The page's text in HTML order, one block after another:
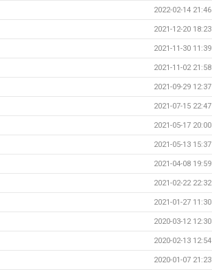
2022-02-14 21:46
2021-12-20 18:23
2021-11-30 11:39
2021-11-02 21:58
2021-09-29 12:37
2021-07-15 22:47
2021-05-17 20:00
2021-05-13 15:37
2021-04-08 19:59
2021-02-22 22:32
2021-01-27 11:30
2020-03-12 12:30
2020-02-13 12:54
2020-01-07 21:23